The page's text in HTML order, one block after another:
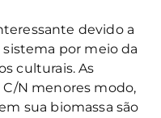
devido a
por meio da
culturais. As
N menores modo,
sua biomassa são